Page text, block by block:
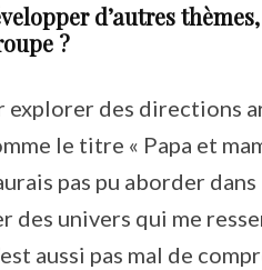
d’autres
?
explorer des directions
le titre « Papa et
pas pu aborder
des univers qui me
aussi pas mal de